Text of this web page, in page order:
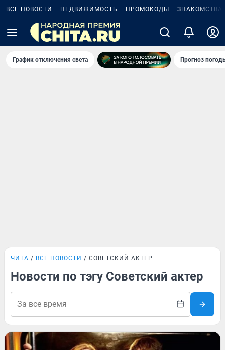
ВСЕ НОВОСТИ НЕДВИЖИМОСТЬ ПРОМОКОДЫ ЗНАКОМСТВА
График отключения света Прогноз
ЧИТА ВСЕ НОВОСТИ СОВЕТСКИЙ АКТЕР
Новости по тэгу Советский актер